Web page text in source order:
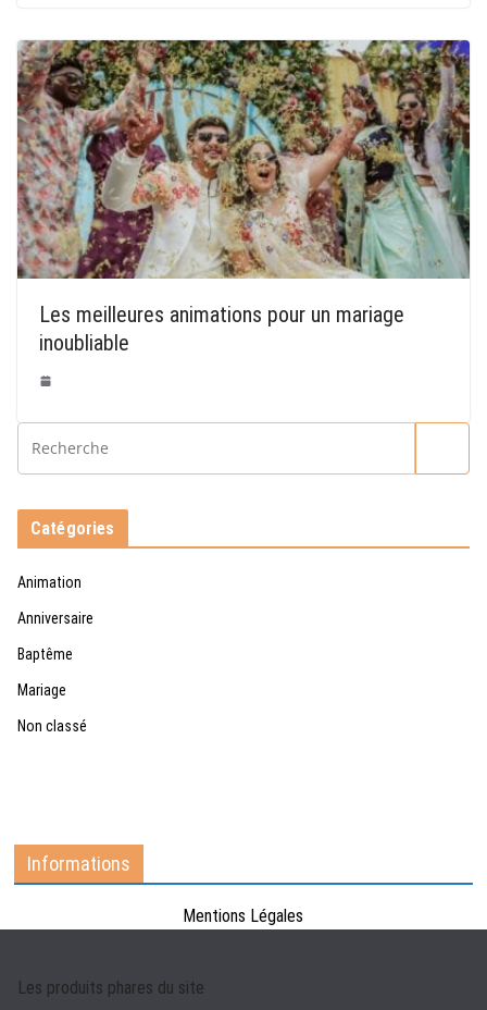
Les meilleures animations pour un mariage
inoubliable
Catégories
Animation
Anniversaire
Baptême
Mariage
Non classé
Informations
Mentions Légales
Les produits phares du site